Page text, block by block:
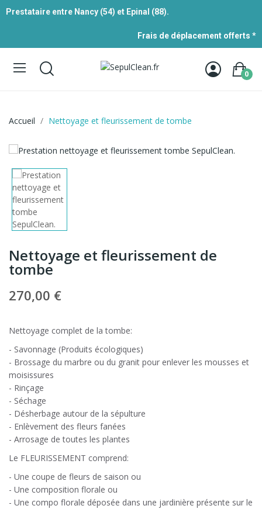
Prestataire entre Nancy (54) et Epinal (88).
Frais de déplacement offerts *
0
Accueil Nettoyage et fleurissement de tombe
Nettoyage et fleurissement de
tombe
270,00 €
Nettoyage complet de la tombe:
- Savonnage (Produits écologiques)
- Brossage du marbre ou du granit pour enlever les mousses et
moisissures
- Rinçage
- Séchage
- Désherbage autour de la sépulture
- Enlèvement des fleurs fanées
- Arrosage de toutes les plantes
Le FLEURISSEMENT comprend:
- Une coupe de fleurs de saison ou
- Une composition florale ou
- Une compo florale déposée dans une jardinière présente sur le